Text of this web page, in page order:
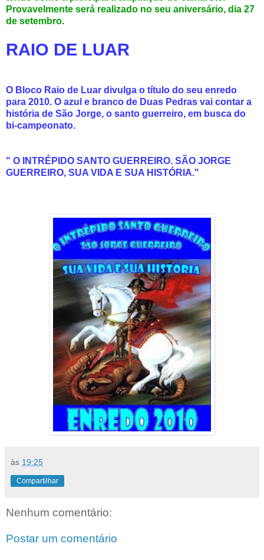
Provavelmente será realizado no seu aniversário, dia 27
de setembro.
RAIO DE LUAR
O Bloco Raio de Luar divulga o título do seu enredo
para 2010. O azul e branco de Duas Pedras vai contar a
história de São Jorge, o santo guerreiro, em busca do
bi-campeonato.
" O INTRÉPIDO SANTO GUERREIRO. SÃO JORGE
GUERREIRO, SUA VIDA E SUA HISTÓRIA."
às 19:25
Compartilhar
Nenhum comentário:
Postar um comentário